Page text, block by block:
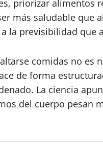
priorizar alimentos
más saludable que
la previsibilidad que
comidas no es
de forma
La ciencia
del cuerpo pesan